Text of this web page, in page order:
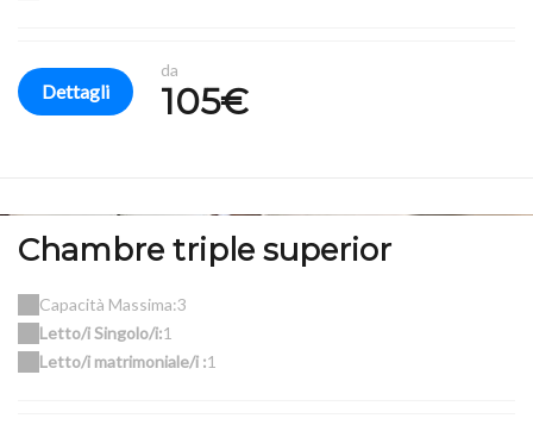
Dettagli
da
105€
Chambre triple superior
Capacità Massima:3
Letto/i Singolo/i:1
Letto/i matrimoniale/i :1